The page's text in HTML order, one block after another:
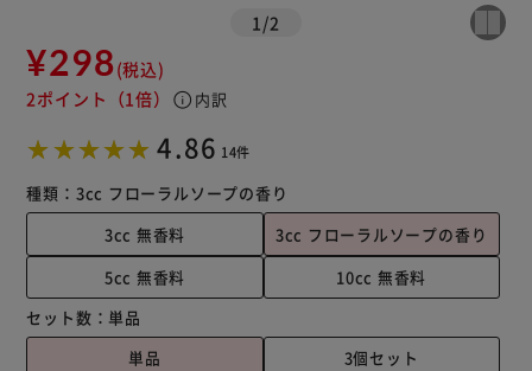
1 /2
¥298(税込)
2ポイント （1倍） info 内訳
4.86 14件
種類： 3cc フローラルソープの香り
3cc 無香料
3cc フローラルソープの香り
5cc 無香料
10cc 無香料
セット数： 単品
単品
3個セット